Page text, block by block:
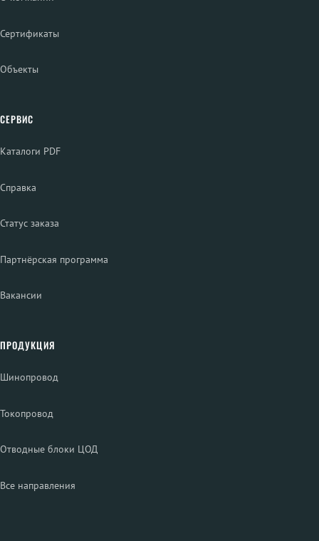
Сертификаты
Объекты
СЕРВИС
Каталоги PDF
Справка
Статус заказа
Партнёрская программа
Вакансии
ПРОДУКЦИЯ
Шинопровод
Токопровод
Отводные блоки ЦОД
Все направления